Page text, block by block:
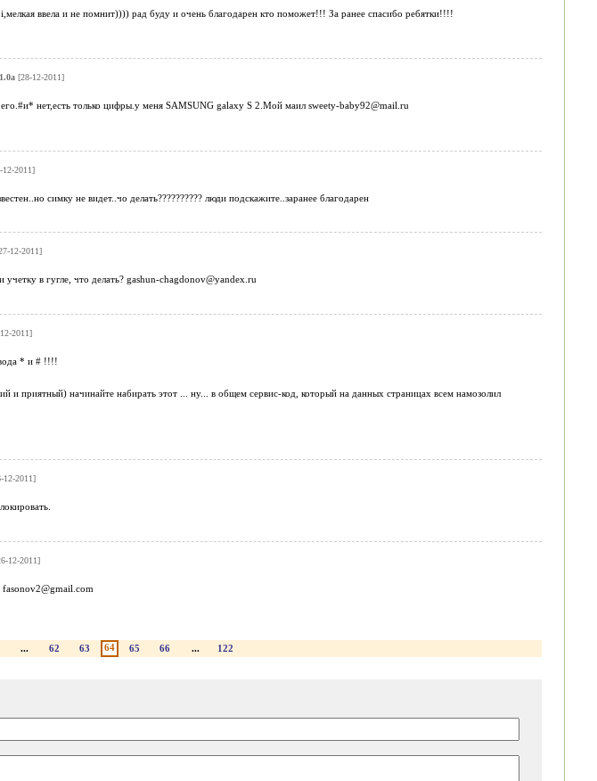
ввела и не помнит)))) рад буду и очень благодарен кто поможет!!! За ранее спасибо ребятки!!!!
[28-12-2011]
его.#и* нет,есть только цифры.у меня SAMSUNG galaxy S 2.Мой маил sweety-baby92@mail.ru
2011]
симку не видет..чо делать?????????? люди подскажите..заранее благодарен
12-2011]
в гугле, что делать? gashun-chagdonov@yandex.ru
2011]
* и # !!!!
и приятный) начинайте набирать этот ... ну... в общем сервис-код, который на данных страницах всем намозолил
2011]
12-2011]
fasonov2@gmail.com
... 62 63 64 65 66 ... 122